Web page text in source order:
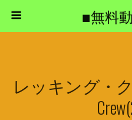
■無料
レッキング・ク